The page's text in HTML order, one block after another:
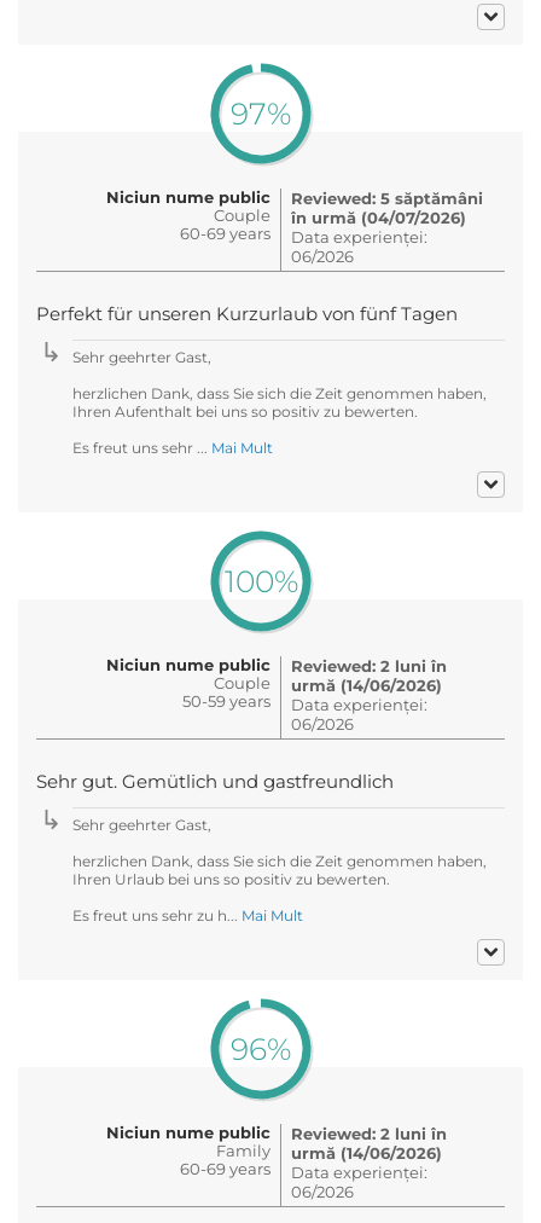
97%
Niciun nume public
Couple
60-69 years
Reviewed: 5 săptămâni
în urmă (04/07/2026)
Data experienței:
06/2026
Perfekt für unseren Kurzurlaub von fünf Tagen
Sehr geehrter Gast,
herzlichen Dank, dass Sie sich die Zeit genommen haben,
Ihren Aufenthalt bei uns so positiv zu bewerten.
Es freut uns sehr ... Mai Mult
100%
Niciun nume public
Couple
50-59 years
Reviewed: 2 luni în
urmă (14/06/2026)
Data experienței:
06/2026
Sehr gut. Gemütlich und gastfreundlich
Sehr geehrter Gast,
herzlichen Dank, dass Sie sich die Zeit genommen haben,
Ihren Urlaub bei uns so positiv zu bewerten.
Es freut uns sehr zu h... Mai Mult
96%
Niciun nume public
Family
60-69 years
Reviewed: 2 luni în
urmă (14/06/2026)
Data experienței:
06/2026